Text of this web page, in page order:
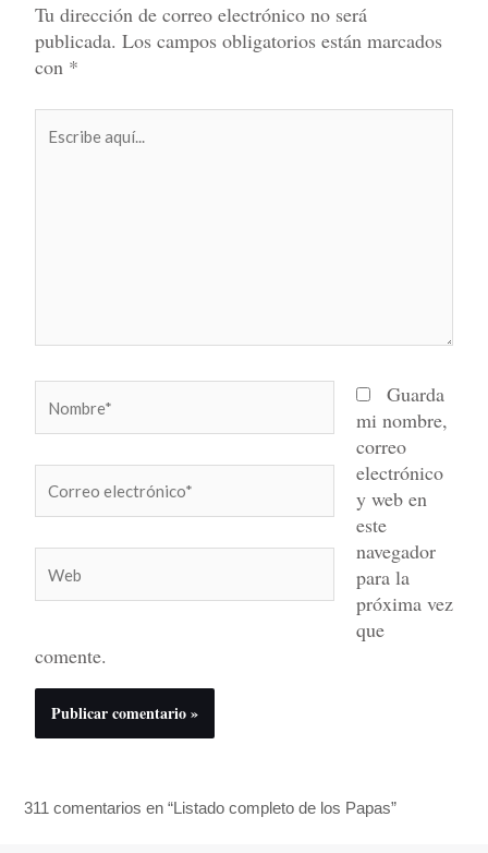
Tu dirección de correo electrónico no será
publicada. Los campos obligatorios están marcados
con *
aquí...
electrónico*
Guarda
mi nombre,
correo
electrónico
y web en
este
navegador
para la
próxima vez
que
comente.
311 comentarios en “Listado completo de los Papas”